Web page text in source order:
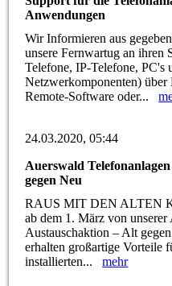
Anwendungen
Wir Informieren aus
unsere Fernwartug an ihren
Telefone, IP-Telefone, PC's
Netzwerkomponenten) über
Remote-Software oder...
24.03.2020, 05:44
Auerswald
gegen Neu
RAUS MIT DEN ALTEN
ab dem 1. März von unserer
Austauschaktion – Alt
erhalten großartige Vorteile
installierten...mehr